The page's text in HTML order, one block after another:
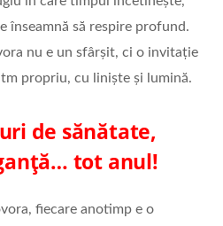
înseamnă să respire profund.
nu e un sfârșit, ci o invitație
propriu, cu liniște și lumină.
de sănătate,
tot anul!
fiecare anotimp e o